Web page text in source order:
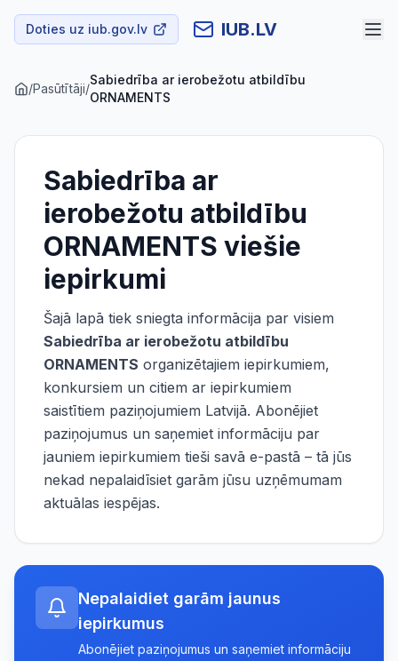
Doties uz iub.gov.lv IUB.LV
/Pasūtītāji/
Sabiedrība ar ierobežotu atbildību
ORNAMENTS
Sabiedrība ar
ierobežotu atbildību
ORNAMENTS viešie
iepirkumi
Šajā lapā tiek sniegta informācija par visiem
Sabiedrība ar ierobežotu atbildību
ORNAMENTS organizētajiem iepirkumiem,
konkursiem un citiem ar iepirkumiem
saistītiem paziņojumiem Latvijā. Abonējiet
paziņojumus un saņemiet informāciju par
jauniem iepirkumiem tieši savā e-pastā – tā jūs
nekad nepalaidīsiet garām jūsu uzņēmumam
aktuālas iespējas.
Nepalaidiet garām jaunus
iepirkumus
Abonējiet paziņojumus un saņemiet informāciju